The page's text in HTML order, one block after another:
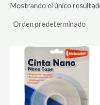
Mostrando el único